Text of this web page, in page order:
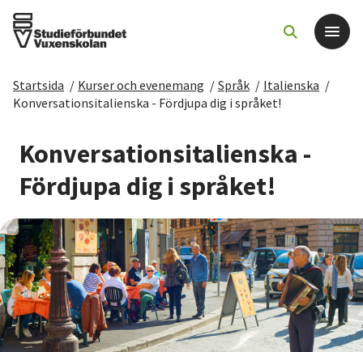
Det här gör vi
För dig som
Sök kurser och evenemang
Om SV
Starta studiecirkel
Cirkelledare
Startsida / Kurser och evenemang / Språk / Italienska /
Konversationsitalienska - Fördjupa dig i språket!
Konversationsitalienska -
Fördjupa dig i språket!